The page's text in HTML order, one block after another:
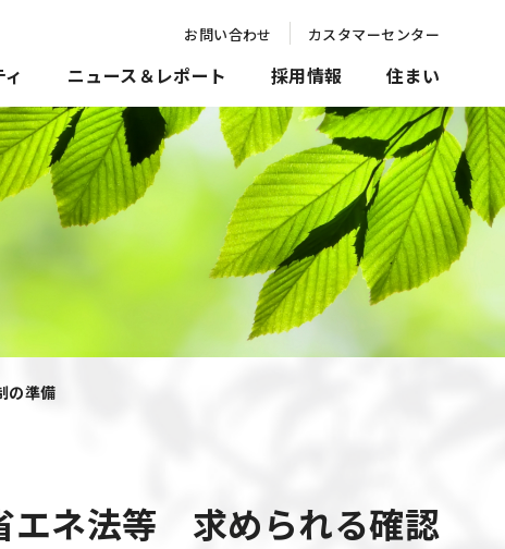
お問い合わせ カスタマーセンター
ニュース＆レポート 採用情報 住まい
の準備
エネ法等 求められる確認